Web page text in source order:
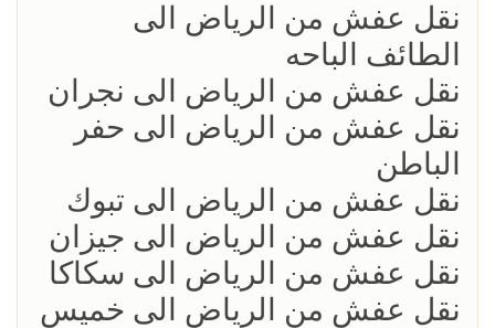
نقل عفش من الرياض الى
الطائف الباحه
نقل عفش من الرياض الى نجران
نقل عفش من الرياض الى حفر
الباطن
نقل عفش من الرياض الى تبوك
نقل عفش من الرياض الى جيزان
نقل عفش من الرياض الى سكاكا
نقل عفش من الرياض الى خميس